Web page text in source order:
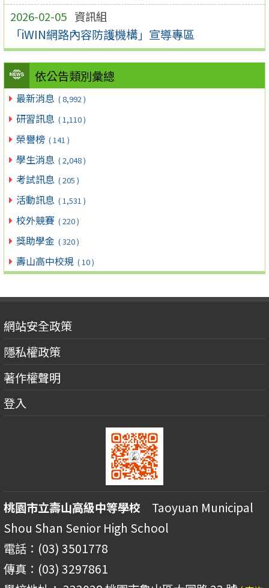
2026-02-05 資訊組
「iWIN網路內容防護機構」宣導專區
依公告類別彙總
最新消息 ( 8,992 )
研習訊息 ( 1,110 )
榮譽榜 ( 141 )
學生消息 ( 2,048 )
考試訊息 ( 205 )
活動訊息 ( 1,531 )
校外競賽 ( 220 )
獎助學金 ( 320 )
壽山高中校規 ( 10 )
網站安全政策
隱私權政策
著作權聲明
登入
桃園市立壽山高級中等學校 Taoyuan Municipal
Shou Shan Senior High School
電話：(03) 3501778
傳真：(03) 3297861